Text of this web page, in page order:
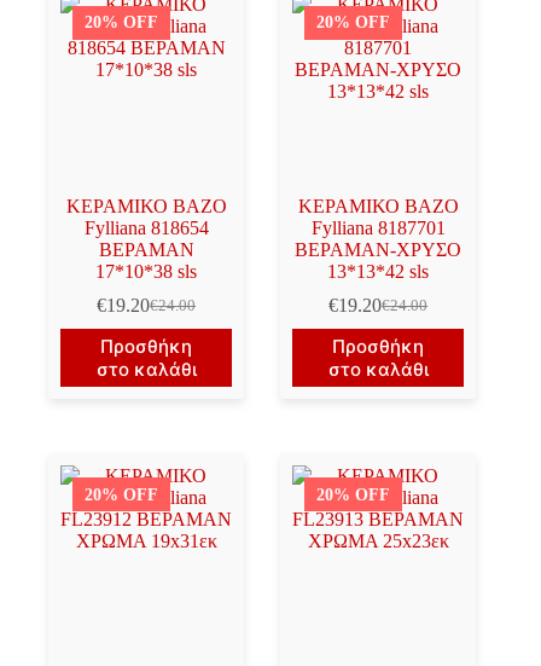
20% OFF
ΚΕΡΑΜΙΚΟ ΒΑΖΟ
Fylliana 818654
ΒΕΡΑΜΑΝ
17*10*38 sls
€24.00
Original
price
was:
€24.00.
€19.20Η
τρέχουσα
τιμή
είναι:
Προσθήκη
στο καλάθι
20% OFF
ΚΕΡΑΜΙΚΟ ΒΑΖΟ
Fylliana 8187701
ΒΕΡΑΜΑΝ-ΧΡΥΣΟ
13*13*42 sls
€24.00
Original
price
was:
€24.00.
€19.20Η
τρέχουσα
τιμή
είναι:
Προσθήκη
στο καλάθι
20% OFF 20% OFF